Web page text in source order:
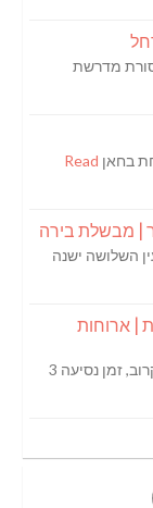
מדרשת
בחאן Read
השלושה ישנה
| ארוחות
זמן נסיעה 3